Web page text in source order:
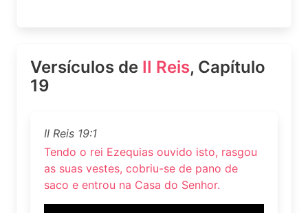
Versículos de II Reis, Capítulo
19
II Reis 19:1
Tendo o rei Ezequias ouvido isto, rasgou
as suas vestes, cobriu-se de pano de
saco e entrou na Casa do Senhor.